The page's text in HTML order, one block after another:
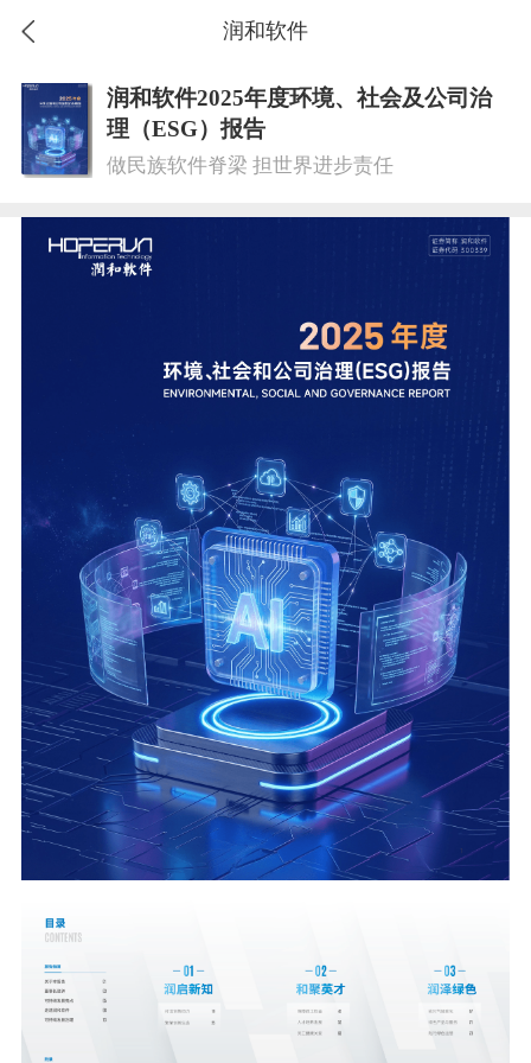
润和软件
润和软件2025年度环境、社会及公司治
理（ESG）报告
做民族软件脊梁 担世界进步责任